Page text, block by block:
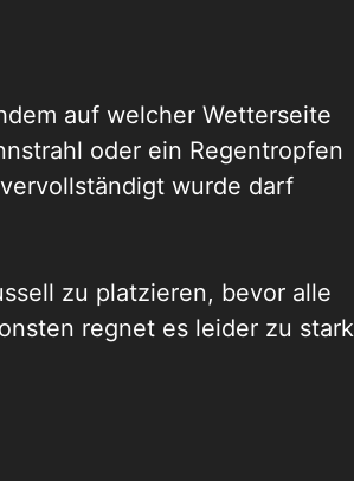
auf welcher Wetterseite
oder ein Regentropfen
wurde darf
zu platzieren, bevor alle
regnet es leider zu stark